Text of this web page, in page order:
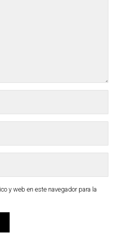
y web en este navegador para la